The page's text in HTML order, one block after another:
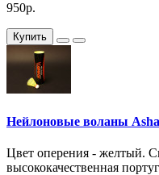
950р.
Купить
Нейлоновые воланы
Цвет оперения - желтый.
высококачественная